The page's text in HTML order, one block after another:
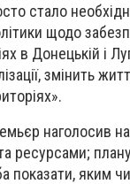
стало
щодо
в Донецькій і
змінить
».
наголосив на
ресурсами;
показати, яким